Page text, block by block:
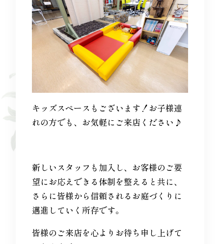
キッズスペースもございます！お子様連
れの方でも、お気軽にご来店ください♪
新しいスタッフも加入し、お客様のご要
望にお応えできる体制を整えると共に、
さらに皆様から信頼されるお庭づくりに
邁進していく所存です。
皆様のご来店を心よりお待ち申し上げて